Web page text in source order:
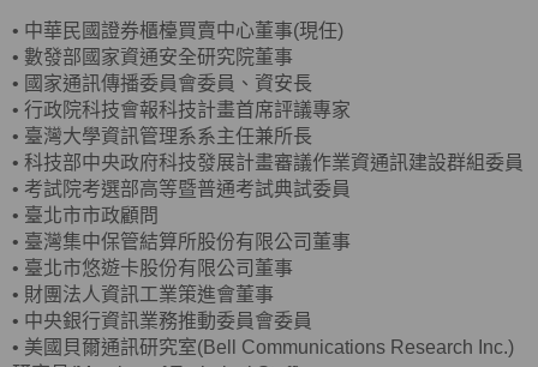
• 中華民國證券櫃檯買賣中心董事(現任)
• 數發部國家資通安全研究院董事
• 國家通訊傳播委員會委員、資安長
• 行政院科技會報科技計畫首席評議專家
• 臺灣大學資訊管理系系主任兼所長
• 科技部中央政府科技發展計畫審議作業資通訊建設群組委員
• 考試院考選部高等暨普通考試典試委員
• 臺北市市政顧問
• 臺灣集中保管結算所股份有限公司董事
• 臺北市悠遊卡股份有限公司董事
• 財團法人資訊工業策進會董事
• 中央銀行資訊業務推動委員會委員
• 美國貝爾通訊研究室(Bell Communications Research Inc.)